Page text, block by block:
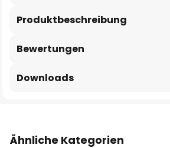
Produktbeschreibung
Bewertungen
Downloads
Ähnliche Kategorien